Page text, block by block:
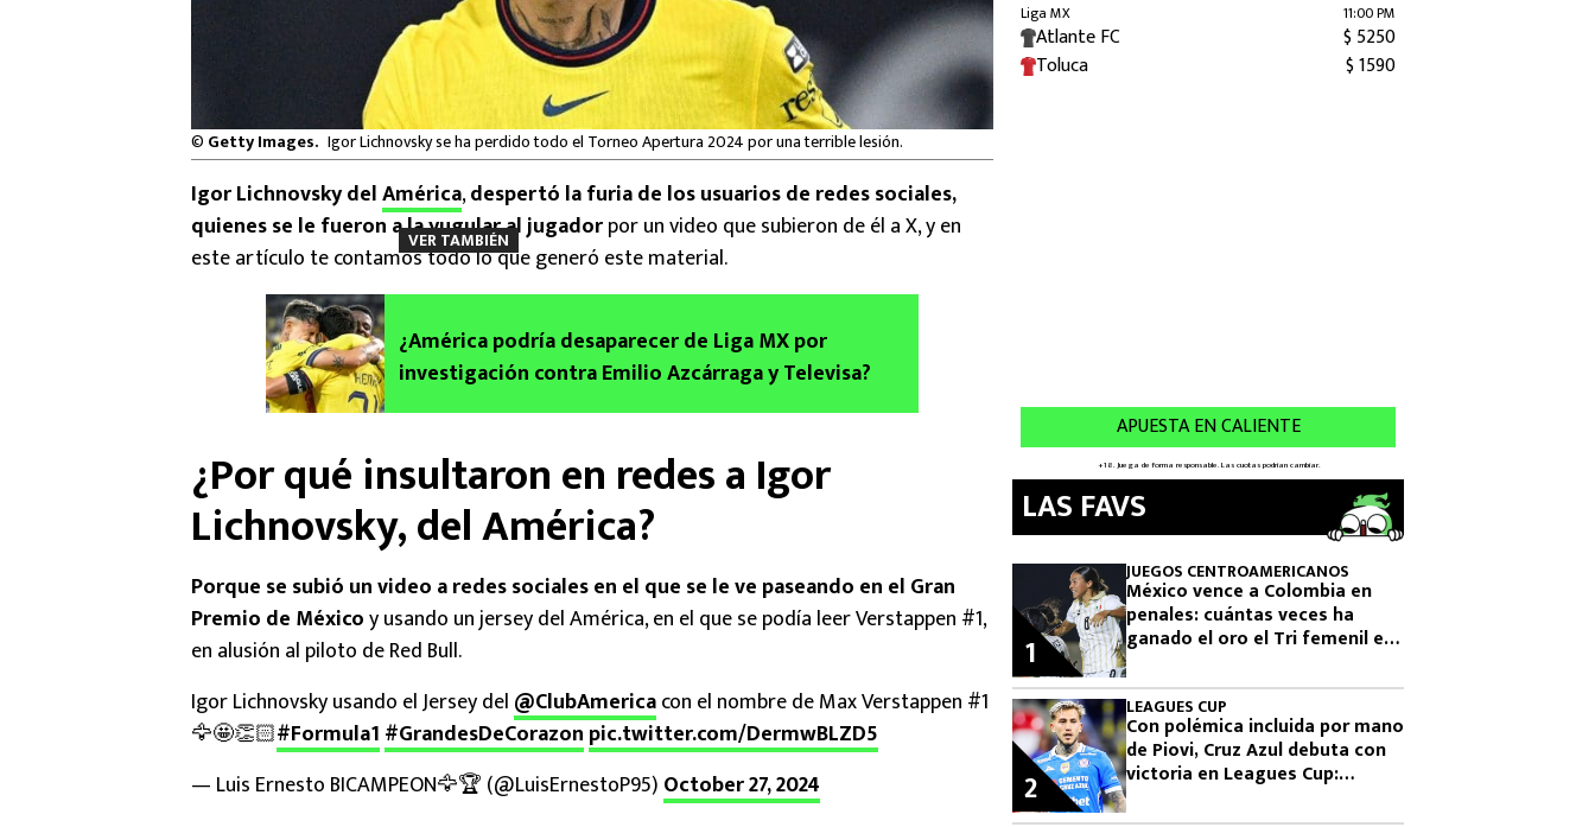
© Getty Images. Igor Lichnovsky se ha perdido todo el Torneo Apertura 2024 por una terrible lesión.
Igor Lichnovsky delAmérica,despertó la furia de los usuarios de redes sociales,
quienes se le fueron a la yugular al jugadorpor un video que subieron de él a X, y en
este artículo te contamos todo lo que generó este material.
VER TAMBIÉN
¿América podría desaparecer de Liga MX por
investigación contra Emilio Azcárraga y Televisa?
¿Por qué insultaron en redes a Igor
Lichnovsky, del América?
Porque se subió un video a redes sociales en el que se le ve paseando en el Gran
Premio de Méxicoy usando un jersey del América, en el que se podía leer Verstappen #1,
en alusión al piloto de Red Bull.
Igor Lichnovsky usando el Jersey del @ClubAmericacon el nombre de Max Verstappen #1
🦅🤩👏🏻#Formula1 #GrandesDeCorazon pic.twitter.com/DermwBLZD5
— Luis Ernesto BICAMPEON🦅🏆 (@LuisErnestoP95) October 27, 2024
LAS FAVS
JUEGOS CENTROAMERICANOS
México vence a Colombia en
penales: cuántas veces ha
ganado el oro el Tri femenil en
1
LEAGUES CUP
Con polémica incluida por mano
de Piovi, Cruz Azul debuta con
victoria en Leagues Cup:
2